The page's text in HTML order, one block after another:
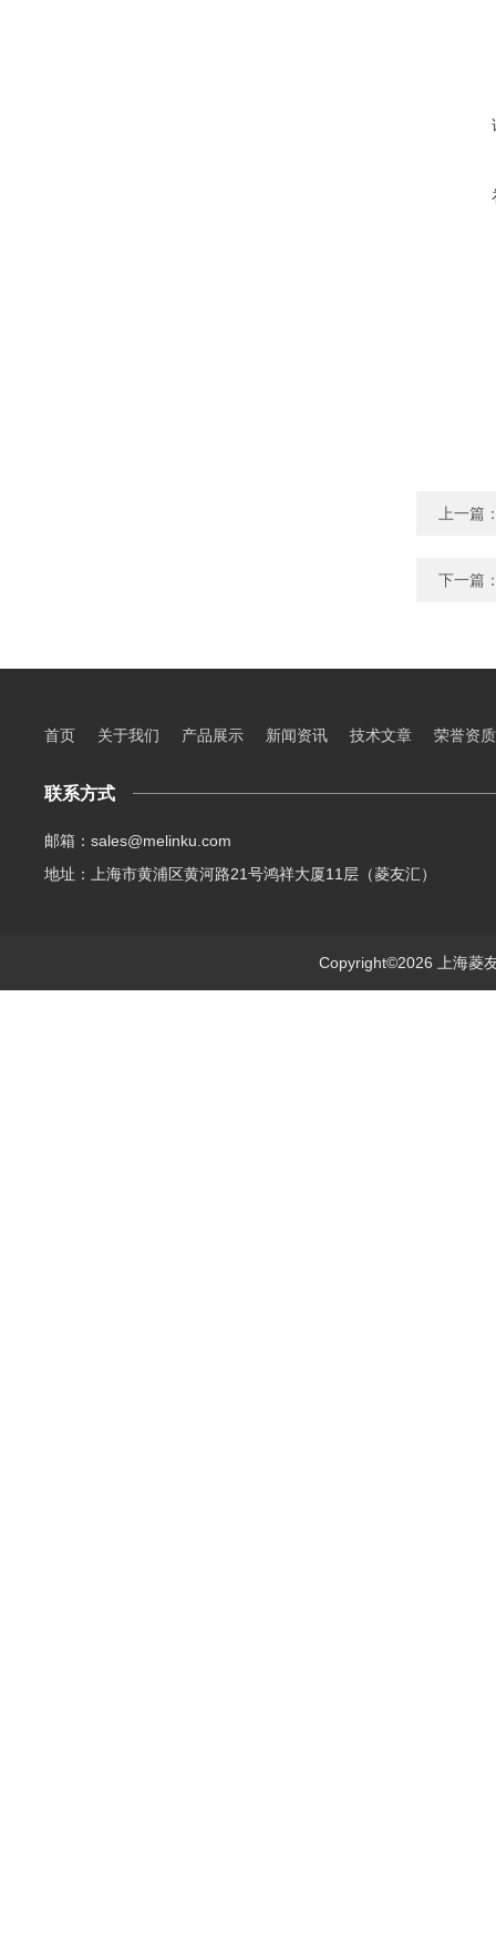
上一篇
下一篇
首页 关于我们 产品展示 新闻资讯 技术文章 荣誉资质
联系方式
邮箱：sales@melinku.com
地址：上海市黄浦区黄河路21号鸿祥大厦11层（菱友汇）
Copyright©2026 上海菱